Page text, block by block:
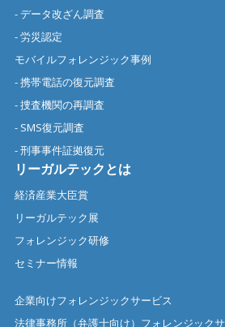
- データ改ざん調査
- 労災認定
モバイルフォレンジック事例
- 携帯電話の復元調査
- 捜査機関の再調査
- SMS復元調査
- 刑事事件証拠復元
リーガルテックとは
経済産業大臣賞
リーガルテック展
フォレンジック研修
セミナー情報
企業向けフォレンジックサービス
法律事務所（弁護士向け）フォレンジックサ